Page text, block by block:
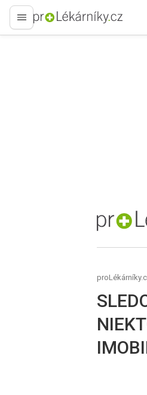
proLékaře.cz
proLékaře.cz